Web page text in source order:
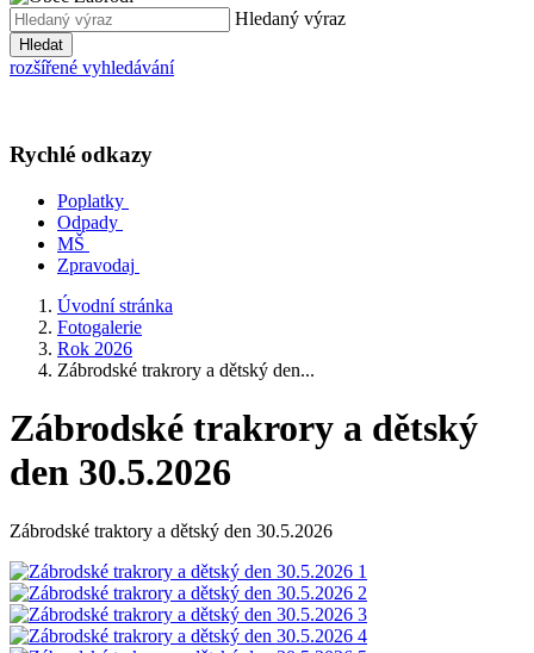
Hledaný výraz
Hledat
rozšířené vyhledávání
Rychlé odkazy
Poplatky
Odpady
MŠ
Zpravodaj
Úvodní stránka
Fotogalerie
Rok 2026
Zábrodské trakrory a dětský den...
Zábrodské trakrory a dětský
den 30.5.2026
Zábrodské traktory a dětský den 30.5.2026